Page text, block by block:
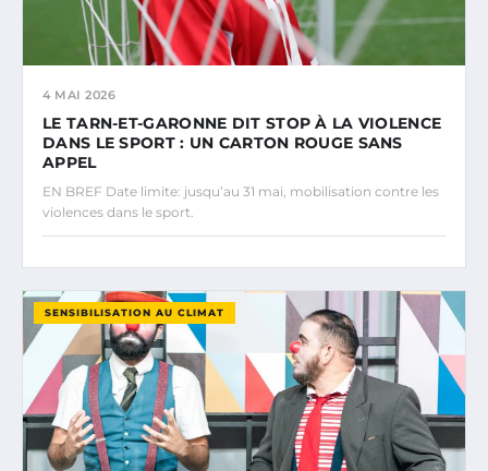
4 MAI 2026
LE TARN-ET-GARONNE DIT STOP À LA VIOLENCE
DANS LE SPORT : UN CARTON ROUGE SANS
APPEL
EN BREF Date limite: jusqu’au 31 mai, mobilisation contre les
violences dans le sport.
SENSIBILISATION AU CLIMAT